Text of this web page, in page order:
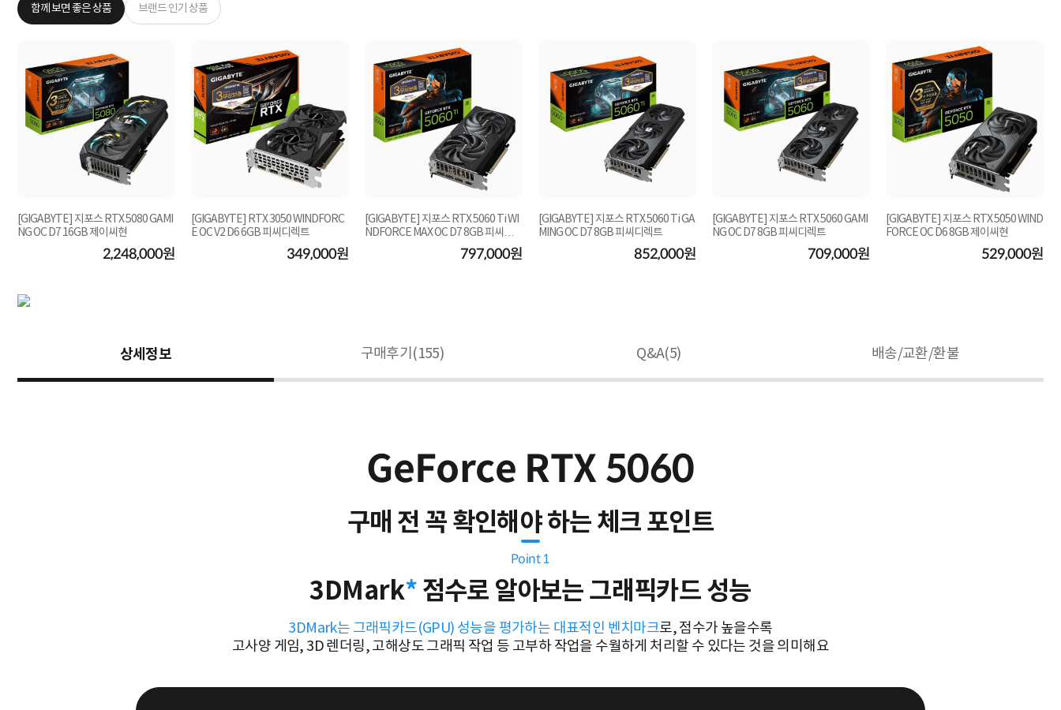
함께 보면 좋은 상품 브랜드 인기 상품
[GIGABYTE] 지포스 RTX 5080 GAMI
NG OC D7 16GB 제이씨현
2,248,000원
[GIGABYTE] RTX 3050 WINDFORC
E OC V2 D6 6GB 피씨디렉트
349,000원
[GIGABYTE] 지포스 RTX 5060 Ti WI
NDFORCE MAX OC D7 8GB 피씨디렉
797,000원
[GIGABYTE] 지포스 RTX 5060 Ti GA
MING OC D7 8GB 피씨디렉트
852,000원
[GIGABYTE] 지포스 RTX 5060 GAMI
NG OC D7 8GB 피씨디렉트
709,000원
[GIGABYTE] 지포스 RTX 5050 WIND
FORCE OC D6 8GB 제이씨현
529,000원
상세정보 구매후기(155) Q&A(5) 배송/교환/환불
GeForce RTX 5060
구매 전 꼭 확인해야 하는 체크 포인트
Point 1
3DMark* 점수로 알아보는 그래픽카드 성능
3DMark는 그래픽카드(GPU) 성능을 평가하는 대표적인 벤치마크로, 점수가 높을수록
고사양 게임, 3D 렌더링, 고해상도 그래픽 작업 등 고부하 작업을 수월하게 처리할 수 있다는 것을 의미해요